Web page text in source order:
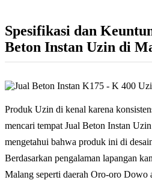
Spesifikasi dan
Beton Instan Uzin di
Produk Uzin di kenal karena
mencari tempat Jual Beton Instan
mengetahui bahwa produk ini di
Berdasarkan pengalaman lapangan
Malang seperti daerah Oro-oro Dowo